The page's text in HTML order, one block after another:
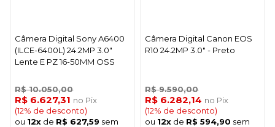
Câmera Digital Sony A6400
(ILCE-6400L) 24.2MP 3.0"
Lente E PZ 16-50MM OSS
R$ 10.050,00
R$ 6.627,31 no Pix
(12% de desconto)
ou 12x de R$ 627,59 sem
Câmera Digital Canon EOS
R10 24.2MP 3.0" - Preto
R$ 9.590,00
R$ 6.282,14 no Pix
(12% de desconto)
ou 12x de R$ 594,90 sem